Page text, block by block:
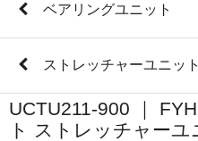
ベアリングユニット
ストレッチャーユニ
UCTU211-900 ｜
ト ストレッチャーユ